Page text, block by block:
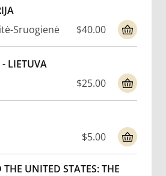
Sruogienė
$40.00
LIETUVA
$25.00
$5.00
UNITED STATES: THE